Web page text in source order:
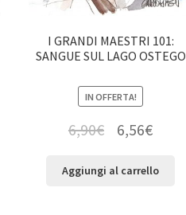
I GRANDI MAESTRI 101:
SANGUE SUL LAGO OSTEGO
IN OFFERTA!
6,90€ 6,56€
Aggiungi al carrello